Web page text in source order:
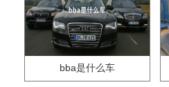
bba是什么车